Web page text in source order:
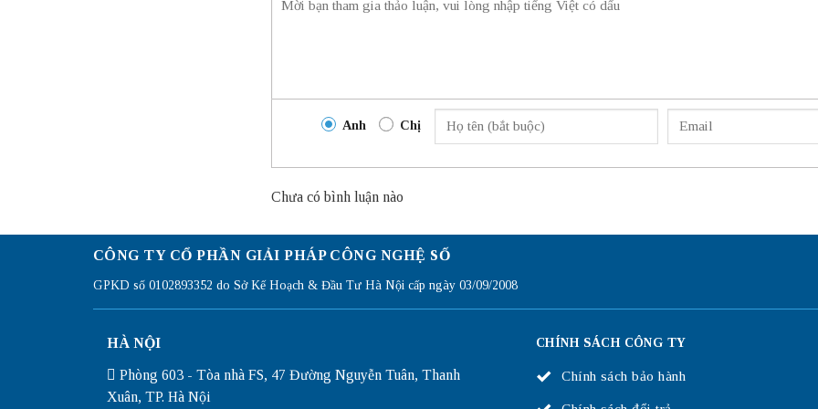
Anh Chị
Chưa có bình luận nào
CÔNG TY CỔ PHẦN GIẢI PHÁP CÔNG NGHỆ SỐ
GPKD số 0102893352 do Sở Kế Hoạch & Đầu Tư Hà Nội cấp ngày 03/09/2008
HÀ NỘI
Phòng 603 - Tòa nhà FS, 47 Đường Nguyễn Tuân, Thanh
Xuân, TP. Hà Nội
CHÍNH SÁCH CÔNG TY
Chính sách bảo hành